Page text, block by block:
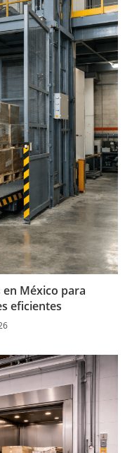
México para
eficientes